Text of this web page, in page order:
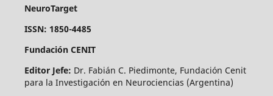
NeuroTarget
ISSN: 1850-4485
Fundación CENIT
Editor Jefe: Dr. Fabián C. Piedimonte, Fundación Cenit
para la Investigación en Neurociencias (Argentina)